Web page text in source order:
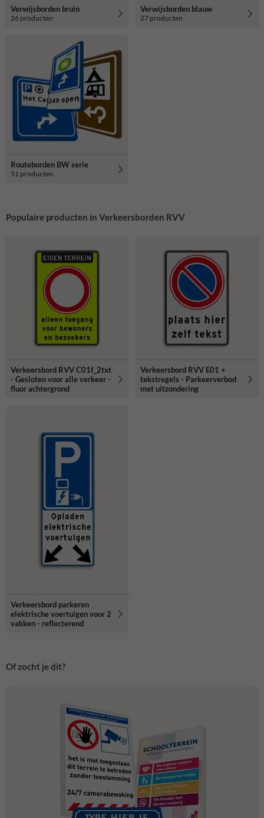
Verwijsborden bruin
26 producten
Verwijsborden blauw
27 producten
Routeborden BW serie
51 producten
Populaire producten in Verkeersborden RVV
Verkeersbord RVV C01f_2txt
- Gesloten voor alle verkeer -
fluor achtergrond
Verkeersbord RVV E01 +
tekstregels - Parkeerverbod
met uitzondering
Verkeersbord parkeren
elektrische voertuigen voor 2
vakken - reflecterend
Of zocht je dit?